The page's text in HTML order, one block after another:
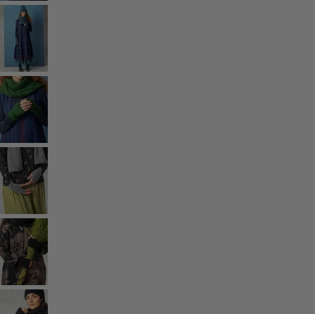
Collections
Dans l'univers du kimono
Monsoon
Étendues champêtres
Coimbatore
Les classiques de Gudrun
Des tournesols pour le HCR